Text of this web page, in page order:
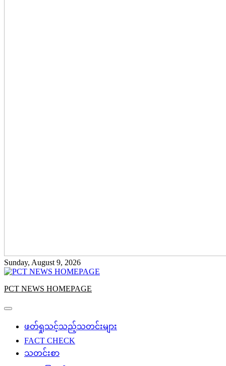
Sunday, August 9, 2026
PCT NEWS HOMEPAGE
ဖတ်ရှုသင့်သည့်သတင်းများ
FACT CHECK
သတင်းစာ